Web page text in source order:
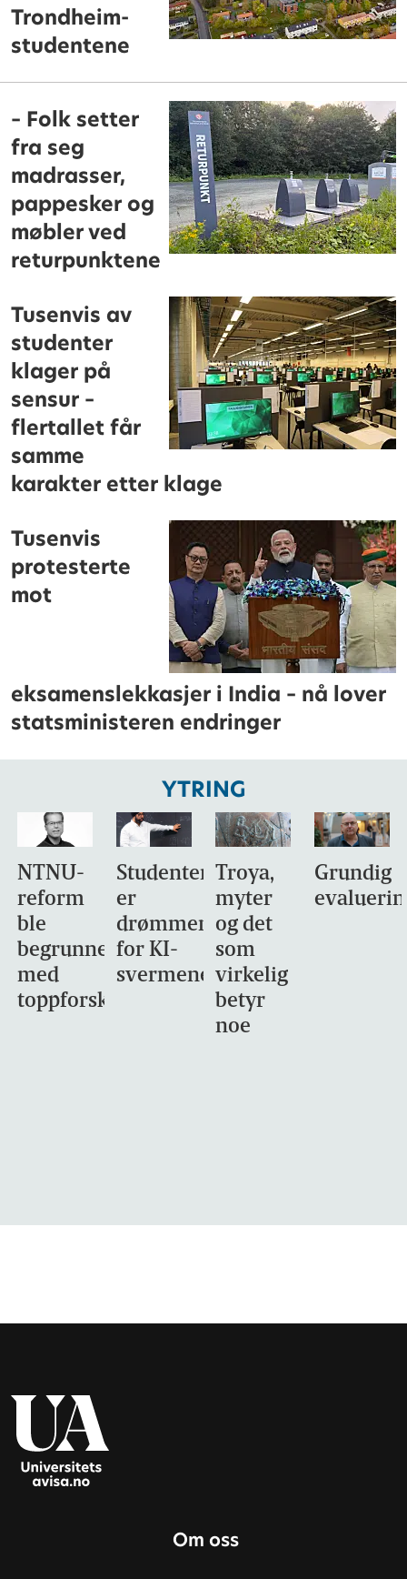
Trondheim-
studentene
– Folk setter
fra seg
madrasser,
pappesker og
møbler ved
returpunktene
Tusenvis av
studenter
klager på
sensur –
flertallet får
samme
karakter etter klage
Tusenvis
protesterte
mot
eksamenslekkasjer i India – nå lover
statsministeren endringer
YTRING
NTNU-
reform
ble
begrunnet
med
toppforskning
Studentene
er
drømmemålet
for KI-
svermene
Troya,
myter
og det
som
virkelig
betyr
noe
Grundig
Om oss